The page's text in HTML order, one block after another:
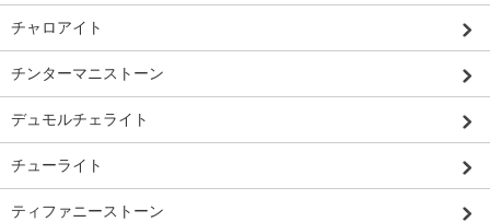
チャロアイト
チンターマニストーン
デュモルチェライト
チューライト
ティファニーストーン